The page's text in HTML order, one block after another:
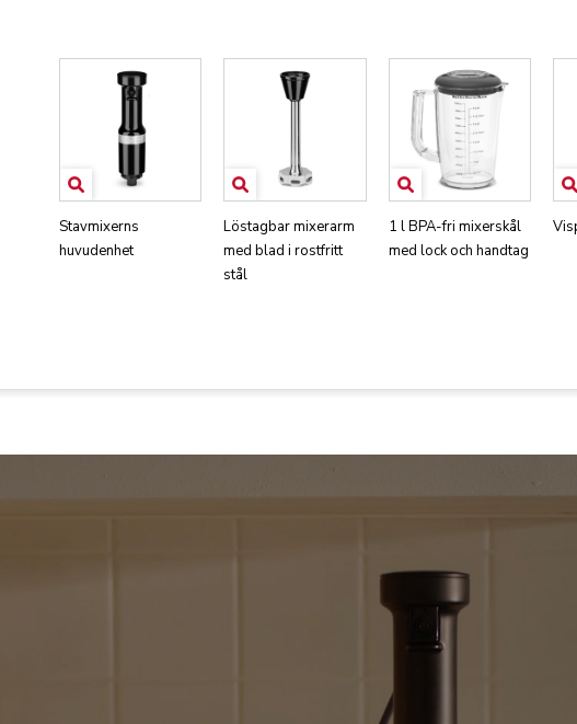
Stavmixerns
huvudenhet
Löstagbar mixerarm
med blad i rostfritt
stål
1 l BPA-fri mixerskål
med lock och handtag